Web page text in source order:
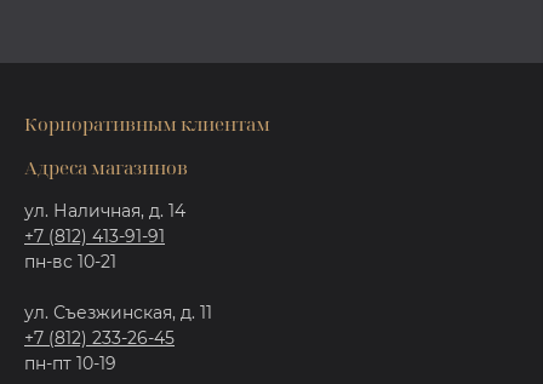
Корпоративным клиентам
Адреса магазинов
ул. Наличная, д. 14
+7 (812) 413-91-91
пн-вс 10-21
ул. Съезжинская, д. 11
+7 (812) 233-26-45
пн-пт 10-19